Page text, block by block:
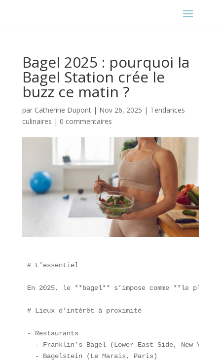
Bagel 2025 : pourquoi la
Bagel Station crée le
buzz ce matin ?
par Catherine Dupont| Nov 26, 2025 | Tendances
culinaires | 0 commentaires
# L’essentiel
En 2025, le **bagel** s’impose comme **le plat
# Lieux d’intérêt à proximité
- Restaurants
- Franklin’s Bagel (Lower East Side, New
  - Bagelstein (Le Marais, Paris)